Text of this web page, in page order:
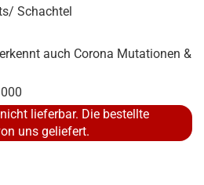
Schachtel
erkennt auch Corona Mutationen &
lieferbar. Die bestellte
uns geliefert.